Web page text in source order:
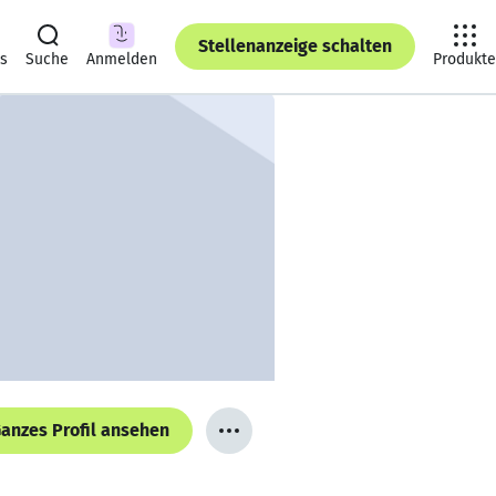
Suche Anmelden
Stellenanzeige schalten
Produkte
Profil ansehen